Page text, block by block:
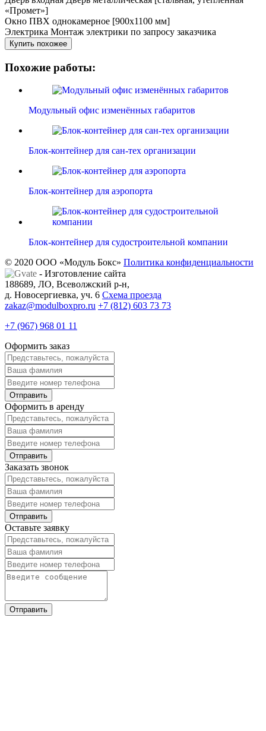
«Промет»]
Окно ПВХ однокамерное [900х1100 мм]
Электрика Монтаж электрики по запросу заказчика
Купить похожее
Похожие работы:
Модульный офис изменённых габаритов
Блок-контейнер для сан-тех организации
Блок-контейнер для аэропорта
Блок-контейнер для судостроительной компании
© 2020 ООО «Модуль Бокс» Политика конфиденциальности
- Изготовление сайта
188689, ЛО, Всеволжский р-н,
д. Новосергиевка, уч. 6 Схема проезда
zakaz@modulboxpro.ru +7 (812) 603 73 73
+7 (967) 968 01 11
Оформить заказ
Оформить в аренду
Заказать звонок
Оставьте заявку